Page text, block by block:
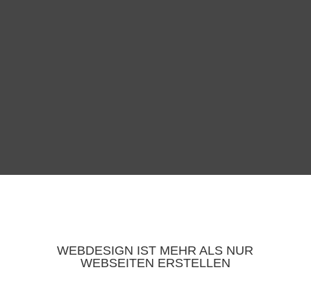
WEBDESIGN IST MEHR ALS NUR
WEBSEITEN ERSTELLEN